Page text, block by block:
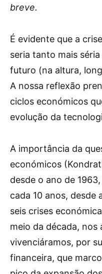
breve.
É evidente que a
seria tanto mais
futuro (na altura,
A nossa reflexão
ciclos económicos
evolução da
A importância da
económicos
desde o ano de
cada 10 anos, desde
seis crises
meio da década, nos
vivenciáramos, por
financeira, que